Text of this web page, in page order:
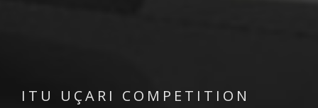
ITU UÇARI COMPETITION